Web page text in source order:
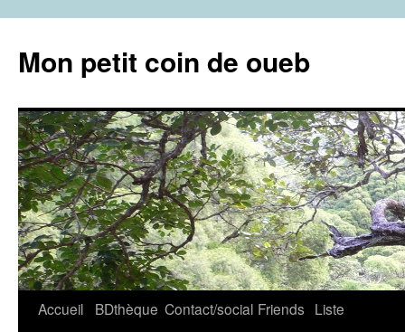
contenu
Mon petit coin de oueb
Accueil BDthèque Contact/social Friends Liste